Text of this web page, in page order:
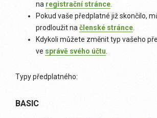
na registrační stránce
Pokud vaše předplatné již skončilo,
prodloužit na členské stránce
Kdykoli můžete změnit typ vašeho
ve správě svého účtu
Typy předplatného:
BASIC